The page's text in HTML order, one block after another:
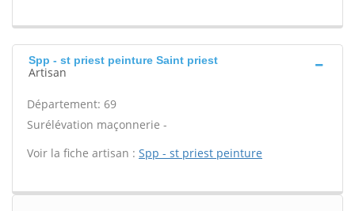
Spp - st priest peinture Saint priest
Artisan
Département: 69
Surélévation maçonnerie -
Voir la fiche artisan : Spp - st priest peinture